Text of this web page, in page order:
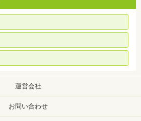
運営会社
お問い合わせ